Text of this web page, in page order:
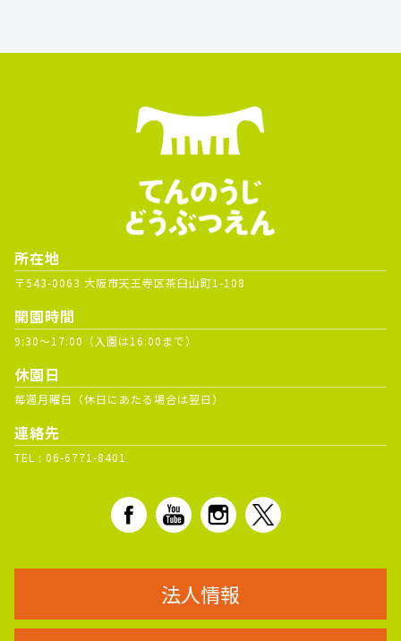
所在地
〒543-0063 大阪市天王寺区茶臼山町1-108
開園時間
9:30～17:00（入園は16:00まで）
休園日
毎週月曜日（休日にあたる場合は翌日）
連絡先
TEL : 06-6771-8401
法人情報